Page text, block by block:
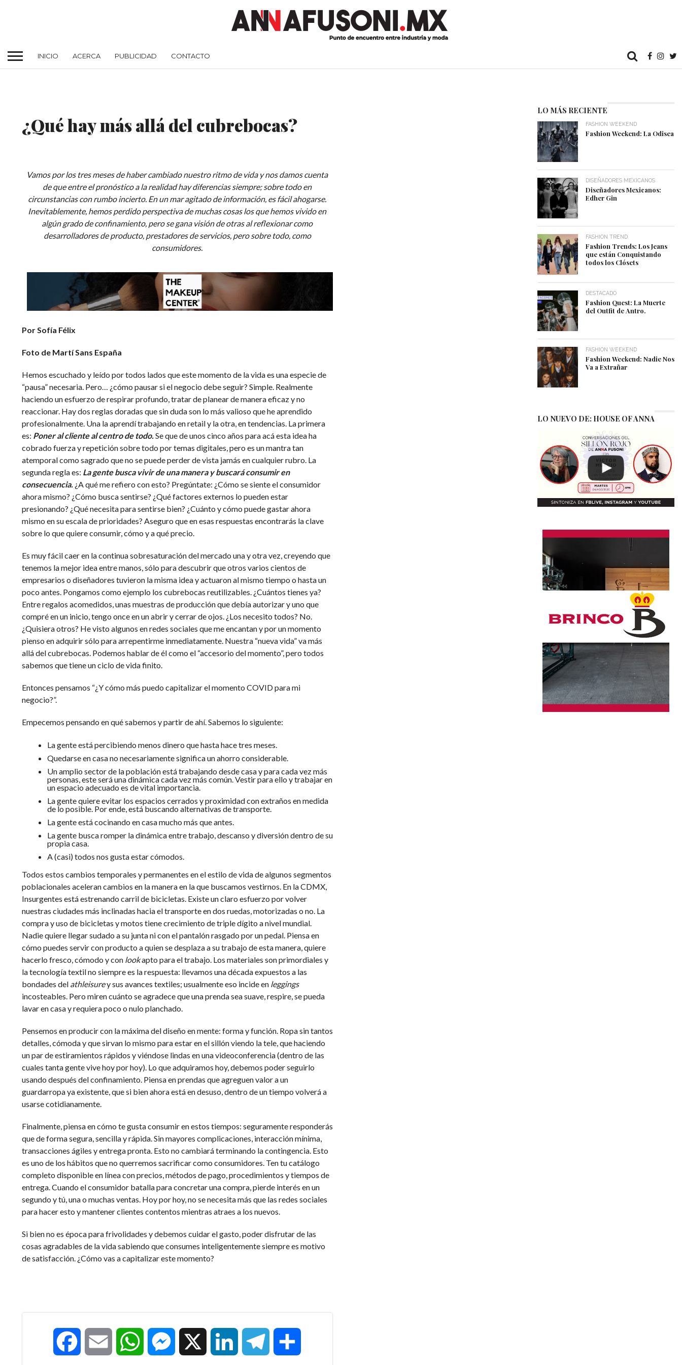
INICIO ACERCA PUBLICIDAD CONTACTO
¿Qué hay más allá del cubrebocas?
Vamos por los tres meses de haber cambiado nuestro ritmo de vida y nos damos cuenta
de que entre el pronóstico a la realidad hay diferencias siempre; sobre todo en
circunstancias con rumbo incierto. En un mar agitado de información, es fácil ahogarse.
Inevitablemente, hemos perdido perspectiva de muchas cosas los que hemos vivido en
algún grado de confinamiento, pero se gana visión de otras al reflexionar como
desarrolladores de producto, prestadores de servicios, pero sobre todo, como
consumidores.
Por Sofía Félix
Foto de Martí Sans España
Hemos escuchado y leído por todos lados que este momento de la vida es una especie de
“pausa” necesaria. Pero… ¿cómo pausar si el negocio debe seguir? Simple. Realmente
haciendo un esfuerzo de respirar profundo, tratar de planear de manera eficaz y no
reaccionar. Hay dos reglas doradas que sin duda son lo más valioso que he aprendido
profesionalmente. Una la aprendí trabajando en retail y la otra, en tendencias. La primera
es: Poner al cliente al centro de todo.Se que de unos cinco años para acá esta idea ha
cobrado fuerza y repetición sobre todo por temas digitales, pero es un mantra tan
atemporal como sagrado que no se puede perder de vista jamás en cualquier rubro. La
segunda regla es: La gente busca vivir de una manera y buscará consumir en
consecuencia. ¿A qué me refiero con esto? Pregúntate: ¿Cómo se siente el consumidor
ahora mismo? ¿Cómo busca sentirse? ¿Qué factores externos lo pueden estar
presionando? ¿Qué necesita para sentirse bien? ¿Cuánto y cómo puede gastar ahora
mismo en su escala de prioridades? Aseguro que en esas respuestas encontrarás la clave
sobre lo que quiere consumir, cómo y a qué precio.
Es muy fácil caer en la continua sobresaturación del mercado una y otra vez, creyendo que
tenemos la mejor idea entre manos, sólo para descubrir que otros varios cientos de
empresarios o diseñadores tuvieron la misma idea y actuaron al mismo tiempo o hasta un
poco antes. Pongamos como ejemplo los cubrebocas reutilizables. ¿Cuántos tienes ya?
Entre regalos acomedidos, unas muestras de producción que debía autorizar y uno que
compré en un inicio, tengo once en un abrir y cerrar de ojos. ¿Los necesito todos? No.
¿Quisiera otros? He visto algunos en redes sociales que me encantan y por un momento
pienso en adquirir sólo para arrepentirme inmediatamente. Nuestra “nueva vida” va más
allá del cubrebocas. Podemos hablar de él como el “accesorio del momento”, pero todos
sabemos que tiene un ciclo de vida finito.
Entonces pensamos “¿Y cómo más puedo capitalizar el momento COVID para mi
negocio?”.
Empecemos pensando en qué sabemos y partir de ahí. Sabemos lo siguiente:
La gente está percibiendo menos dinero que hasta hace tres meses.
Quedarse en casa no necesariamente significa un ahorro considerable.
Un amplio sector de la población está trabajando desde casa y para cada vez más
personas, este será una dinámica cada vez más común. Vestir para ello y trabajar en
un espacio adecuado es de vital importancia.
La gente quiere evitar los espacios cerrados y proximidad con extraños en medida
de lo posible. Por ende, está buscando alternativas de transporte.
La gente está cocinando en casa mucho más que antes.
La gente busca romper la dinámica entre trabajo, descanso y diversión dentro de su
propia casa.
A (casi) todos nos gusta estar cómodos.
Todos estos cambios temporales y permanentes en el estilo de vida de algunos segmentos
poblacionales aceleran cambios en la manera en la que buscamos vestirnos. En la CDMX,
Insurgentes está estrenando carril de bicicletas. Existe un claro esfuerzo por volver
nuestras ciudades más inclinadas hacia el transporte en dos ruedas, motorizadas o no. La
compra y uso de bicicletas y motos tiene crecimiento de triple dígito a nivel mundial.
Nadie quiere llegar sudado a su junta ni con el pantalón rasgado por un pedal. Piensa en
cómo puedes servir con producto a quien se desplaza a su trabajo de esta manera, quiere
hacerlo fresco, cómodo y con lookapto para el trabajo. Los materiales son primordiales y
la tecnología textil no siempre es la respuesta: llevamos una década expuestos a las
bondades del athleisurey sus avances textiles; usualmente eso incide en leggings
incosteables. Pero miren cuánto se agradece que una prenda sea suave, respire, se pueda
lavar en casa y requiera poco o nulo planchado.
Pensemos en producir con la máxima del diseño en mente: forma y función. Ropa sin tantos
detalles, cómoda y que sirvan lo mismo para estar en el sillón viendo la tele, que haciendo
un par de estiramientos rápidos y viéndose lindas en una videoconferencia (dentro de las
cuales tanta gente vive hoy por hoy). Lo que adquiramos hoy, debemos poder seguirlo
usando después del confinamiento. Piensa en prendas que agreguen valor a un
guardarropa ya existente, que si bien ahora está en desuso, dentro de un tiempo volverá a
usarse cotidianamente.
Finalmente, piensa en cómo te gusta consumir en estos tiempos: seguramente responderás
que de forma segura, sencilla y rápida. Sin mayores complicaciones, interacción mínima,
transacciones ágiles y entrega pronta. Esto no cambiará terminando la contingencia. Esto
es uno de los hábitos que no querremos sacrificar como consumidores. Ten tu catálogo
completo disponible en línea con precios, métodos de pago, procedimientos y tiempos de
entrega. Cuando el consumidor batalla para concretar una compra, pierde interés en un
segundo y tú, una o muchas ventas. Hoy por hoy, no se necesita más que las redes sociales
para hacer esto y mantener clientes contentos mientras atraes a los nuevos.
Si bien no es época para frivolidades y debemos cuidar el gasto, poder disfrutar de las
cosas agradables de la vida sabiendo que consumes inteligentemente siempre es motivo
de satisfacción. ¿Cómo vas a capitalizar este momento?
Facebook Email WhatsAppMessenger LinkedIn Telegram
LO MÁS RECIENTE
FASHION WEEKEND
Fashion Weekend: La Odisea
DISEÑADORES MEXICANOS
Diseñadores Mexicanos:
Edher Gin
FASHION TREND
Fashion Trends: Los Jeans
que están Conquistando
todos los Clósets
DESTACADO
Fashion Quest: La Muerte
del Outfit de Antro.
FASHION WEEKEND
Fashion Weekend: Nadie Nos
Va a Extrañar
LO NUEVO DE: HOUSE OF ANNA